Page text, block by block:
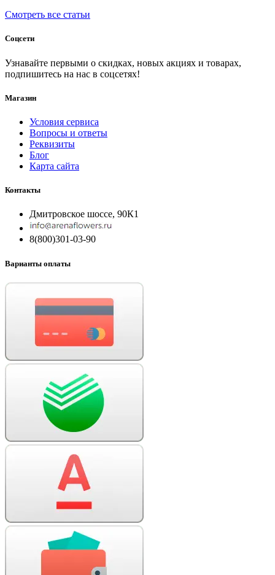
Смотреть все статьи
Соцсети
Узнавайте первыми о скидках, новых акциях и товарах,
подпишитесь на нас в соцсетях!
Магазин
Условия сервиса
Вопросы и ответы
Реквизиты
Блог
Карта сайта
Контакты
Дмитровское шоссе, 90К1
8(800)301-03-90
Варианты оплаты